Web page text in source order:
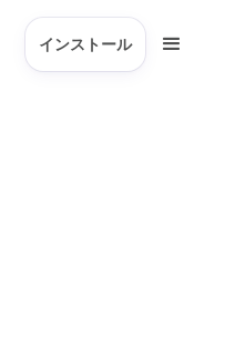
インストール